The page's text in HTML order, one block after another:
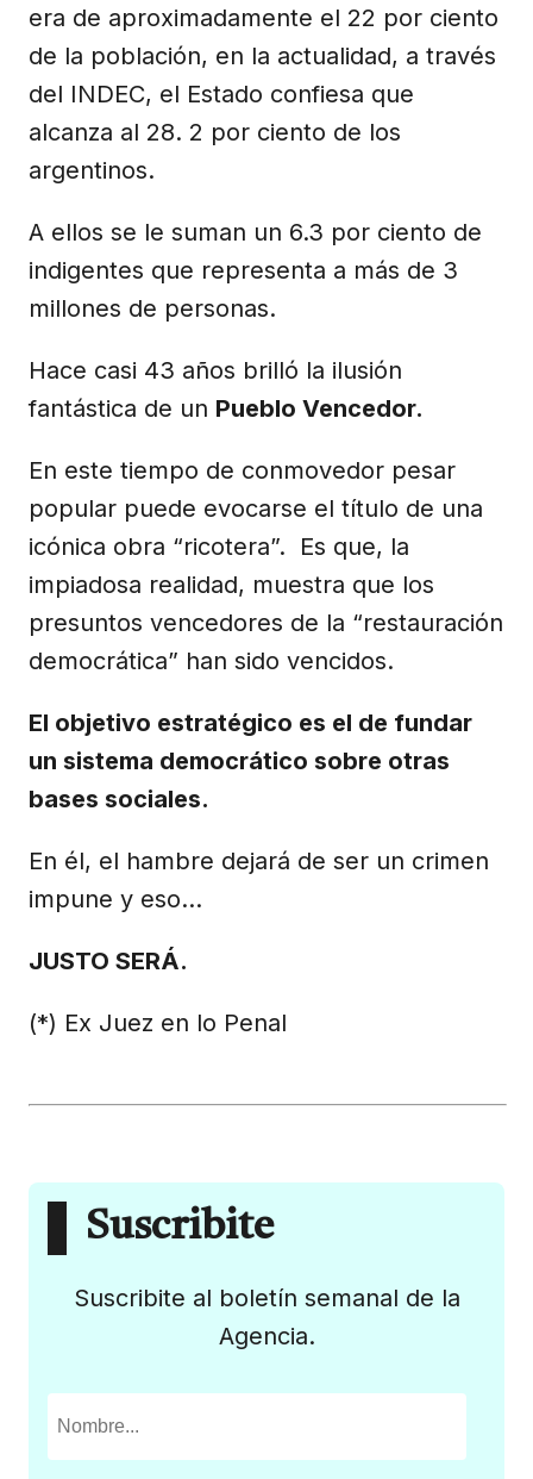
era de aproximadamente el 22 por ciento
de la población, en la actualidad, a través
del INDEC, el Estado confiesa que
alcanza al 28. 2 por ciento de los
argentinos.
A ellos se le suman un 6.3 por ciento de
indigentes que representa a más de 3
millones de personas.
Hace casi 43 años brilló la ilusión
fantástica de un Pueblo Vencedor.
En este tiempo de conmovedor pesar
popular puede evocarse el título de una
icónica obra “ricotera”. Es que, la
impiadosa realidad, muestra que los
presuntos vencedores de la “restauración
democrática” han sido vencidos.
El objetivo estratégico es el de fundar
un sistema democrático sobre otras
bases sociales.
En él, el hambre dejará de ser un crimen
impune y eso…
JUSTO SERÁ.
(*) Ex Juez en lo Penal
Suscribite
Suscribite al boletín semanal de la
Agencia.